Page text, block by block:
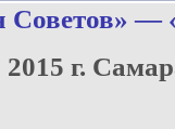
—
г.